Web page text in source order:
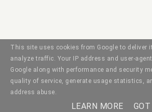
This site uses cookies from Google to deliver
analyze traffic. Your IP address and user-
Google along with performance and security
quality of service, generate usage statistics,
address abuse.
LEARN MORE